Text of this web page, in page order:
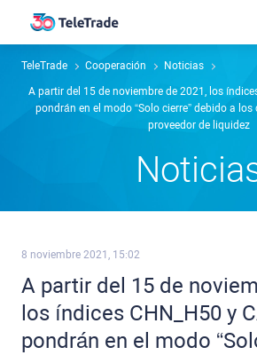
TeleTrade Cooperación Noticias
A partir del 15 de noviembre de 2021, los
pondrán en el modo “Solo cierre” debido a los
proveedor de liquidez
8 noviembre 2021, 15:02
A partir del 15 de
los índices СHN_H50 y
pondrán en el modo